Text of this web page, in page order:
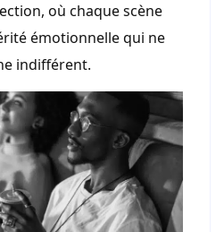
où chaque scène
émotionnelle qui ne
indifférent.